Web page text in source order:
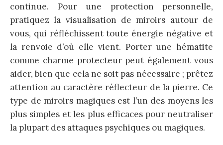
continue. Pour une protection personnelle,
pratiquez la visualisation de miroirs autour de
vous, qui réfléchissent toute énergie négative et
la renvoie d’où elle vient. Porter une hématite
comme charme protecteur peut également vous
aider, bien que cela ne soit pas nécessaire ; prêtez
attention au caractère réflecteur de la pierre. Ce
type de miroirs magiques est l’un des moyens les
plus simples et les plus efficaces pour neutraliser
la plupart des attaques psychiques ou magiques.